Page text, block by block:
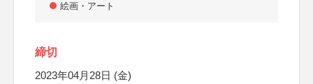
絵画・アート
締切
2023年04月28日 (金)